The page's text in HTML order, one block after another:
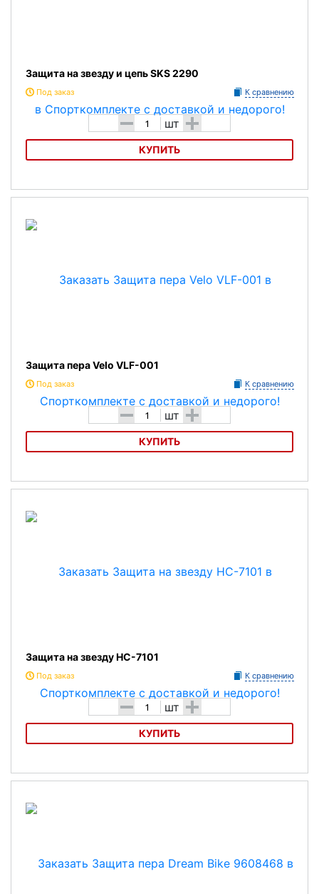
Защита на звезду и цепь SKS 2290
Под заказ К сравнению
- шт +
КУПИТЬ
Защита на звезду и цепь SKS 2290
Защита пера Velo VLF-001
Под заказ К сравнению
- шт +
КУПИТЬ
Защита пера Velo VLF-001
Защита на звезду HC-7101
Под заказ К сравнению
- шт +
КУПИТЬ
Защита на звезду HC-7101